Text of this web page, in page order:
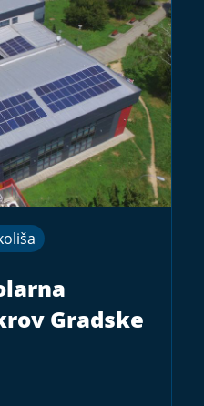
Gradske